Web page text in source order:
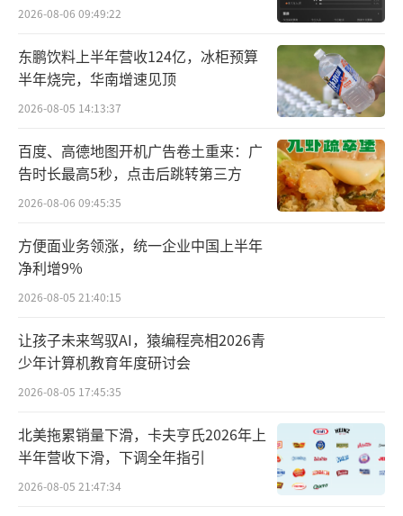
另外从市场角度分析，消费者消费心理的
变化对蛇茅“降温”起到了关键作用。经历了
以往生肖酒的价格波动和炒作热潮后，消费者
变得更加理性。如今，消费者不再盲目追求生
肖茅台的稀缺性和投资价值，而是更加注重产
品的实际品质和自身的真实需求。
“损失厌恶”心理也在一定程度上影响了
消费者的行为。去年龙茅价格被爆炒至高价，
而今年蛇茅价格却大幅下降，消费者心理落差
时更加谨慎，选择持观望态度。
市场环境的变化也是蛇茅“降温”的重要
因素。当前整体经济环境面临一定挑战，消费
者在消费决策上更加保守。对于高端白酒这种
非必需消费品，消费者的购买意愿和能力可能
外
2026-08-06 09:49:22
东鹏饮料上半年营收124亿，冰柜预算
半年烧完，华南增速见顶
2026-08-05 14:13:37
百度、高德地图开机广告卷土重来：广
告时长最高5秒，点击后跳转第三方
2026-08-06 09:45:35
方便面业务领涨，统一企业中国上半年
净利增9%
2026-08-05 21:40:15
让孩子未来驾驭AI，猿编程亮相2026青
少年计算机教育年度研讨会
2026-08-05 17:45:35
北美拖累销量下滑，卡夫亨氏2026年上
半年营收下滑，下调全年指引
2026-08-05 21:47:34